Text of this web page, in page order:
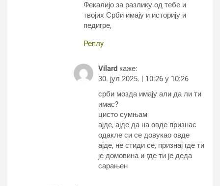
Фекалијо за разлику од тебе и
твојих Срби имају и историју и
педигре,
Реплy
Vilard каже:
30. јул 2025. | 10:26 у 10:26
срби мозда имају али да ли ти
имас?
цисто сумњам
ајде, ајде да на овде признас
одакле си се довукао овде
ајде, не стиди се, признај где ти
је домовина и где ти је деда
сарањен